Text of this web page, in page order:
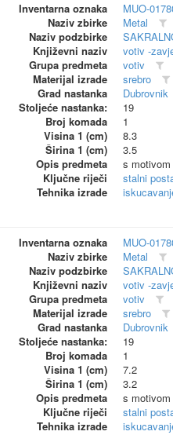
Inventarna oznaka
MUO-
Naziv zbirke
Metal
Naziv podzbirke
Književni naziv
votiv -
Grupa predmeta
votiv
Materijal izrade
srebro
Grad nastanka
Dubrovnik
Stoljeće nastanka:
19
Broj komada
1
Visina 1 (cm)
8.3
Širina 1 (cm)
3.5
Opis predmeta
s motivom
Ključne riječi
stalni
Tehnika izrade
Inventarna oznaka
MUO-
Naziv zbirke
Metal
Naziv podzbirke
Književni naziv
votiv -
Grupa predmeta
votiv
Materijal izrade
srebro
Grad nastanka
Dubrovnik
Stoljeće nastanka:
19
Broj komada
1
Visina 1 (cm)
7.2
Širina 1 (cm)
3.2
Opis predmeta
s motivom
Ključne riječi
stalni
Tehnika izrade